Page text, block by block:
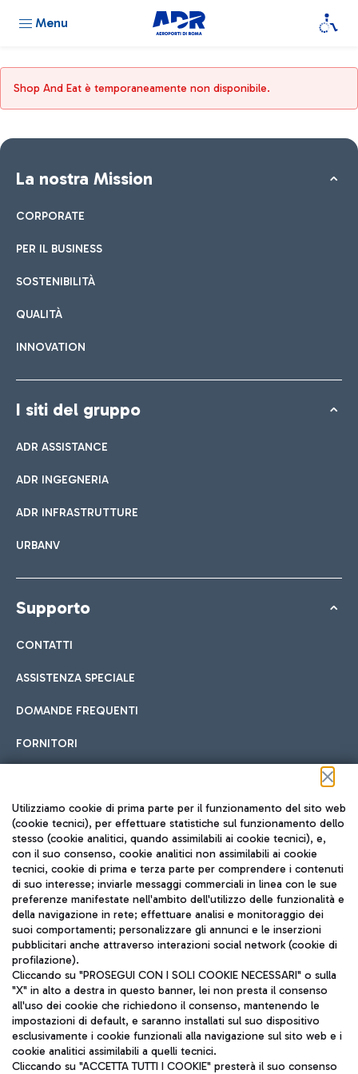
Menu
Shop And Eat è temporaneamente non disponibile.
La nostra Mission
CORPORATE
PER IL BUSINESS
SOSTENIBILITÀ
QUALITÀ
INNOVATION
I siti del gruppo
ADR ASSISTANCE
ADR INGEGNERIA
ADR INFRASTRUTTURE
URBANV
Supporto
CONTATTI
ASSISTENZA SPECIALE
DOMANDE FREQUENTI
FORNITORI
Seguici sui social
TRAVEL JOURNAL
ITA
Aeroporti di Roma S.p.A. - Società soggetta a direzione e
coordinamento di Mundys S.p.A.
Utilizziamo cookie di prima parte per il funzionamento del sito web
(cookie tecnici), per effettuare statistiche sul funzionamento dello
stesso (cookie analitici, quando assimilabili ai cookie tecnici), e,
con il suo consenso, cookie analitici non assimilabili ai cookie
tecnici, cookie di prima e terza parte per comprendere i contenuti
di suo interesse; inviarle messaggi commerciali in linea con le sue
preferenze manifestate nell'ambito dell'utilizzo delle funzionalità e
della navigazione in rete; effettuare analisi e monitoraggio dei
suoi comportamenti; personalizzare gli annunci e le inserzioni
pubblicitari anche attraverso interazioni social network (cookie di
profilazione).
Cliccando su "PROSEGUI CON I SOLI COOKIE NECESSARI" o sulla
"X" in alto a destra in questo banner, lei non presta il consenso
all'uso dei cookie che richiedono il consenso, mantenendo le
impostazioni di default, e saranno installati sul suo dispositivo
esclusivamente i cookie funzionali alla navigazione sul sito web e i
cookie analitici assimilabili a quelli tecnici.
Cliccando su "ACCETTA TUTTI I COOKIE" presterà il suo consenso